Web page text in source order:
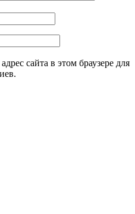
сайта в этом браузере для